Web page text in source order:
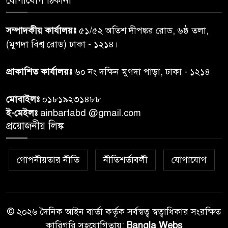
মাঝে ১৩ লক্ষ ১৫ হাজার টাকা
বিতরণ
৬
বান্দরবানে বন্যায় ক্ষতিগ্রস্তদের
দক্ষিণ চট্টগ্রামের এক অসহায় ও
ডোনার্স ক্লাব” এবং “হাসিমুখ পরিবার”
৮
আইনানুগ ব্যবস্থা: তথ্য উপদেষ্টা
৯
সম্পাদকীয় কার্যালয়ঃ ৫১/৫২ অতিশ দীপঙ্কর রোড, ৬ষ্ঠ তলা,
(মুগদা বিশ্ব রোড) ঢাকা - ১২১৪।
প্রাকাশিত কার্যালয়ঃ৬০ নং দক্ষিন মুগদা পাড়া, ঢাকা - ১২১৪
মোবাইলঃ ০১৮১৯২৩১৪৮৮
ই-মেইলঃ ainbartabd @gmail.com
প্রয়োজনীয় লিঙ্ক
গোপনীয়তার নীতি নীতিশর্তাবলী যোগাযোগ
© ২০২৬ দৈনিক আইন বার্তা কর্তৃক সর্বস্বত্ব স্বত্বাধিকার সংরক্ষিত
কারিগরি সহযোগিতায়: Bangla Webs